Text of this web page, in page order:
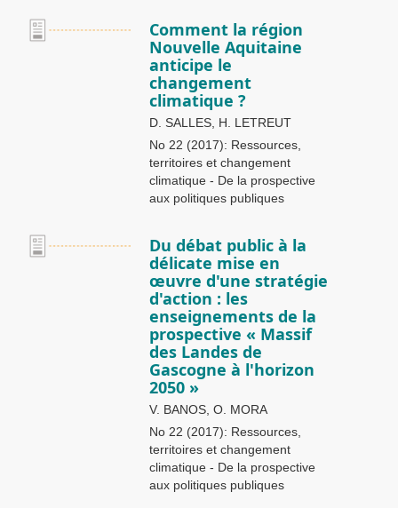
Comment la région
Nouvelle Aquitaine
anticipe le
changement
climatique ?
D. SALLES, H. LETREUT
No 22 (2017): Ressources,
territoires et changement
climatique - De la prospective
aux politiques publiques
Du débat public à la
délicate mise en
œuvre d'une stratégie
d'action : les
enseignements de la
prospective « Massif
des Landes de
Gascogne à l'horizon
2050 »
V. BANOS, O. MORA
No 22 (2017): Ressources,
territoires et changement
climatique - De la prospective
aux politiques publiques